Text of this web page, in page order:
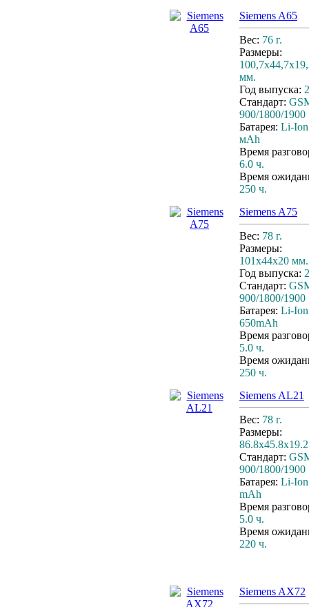
Siemens A65
Вес: 76 г.
Размеры:
мм.
Год выпуска:
Стандарт:
900/1800/1900
Батарея: Li-
мАh
Время
6.0 ч.
Время
250 ч.
Siemens A75
Вес: 78 г.
Размеры:
101x44x20 мм.
Год выпуска:
Стандарт:
900/1800/1900
Батарея: Li-Ion
650mAh
Время
5.0 ч.
Время
250 ч.
Siemens AL21
Вес: 78 г.
Размеры:
Стандарт:
900/1800/1900
Батарея: Li-
mAh
Время
5.0 ч.
Время
220 ч.
Siemens AX72